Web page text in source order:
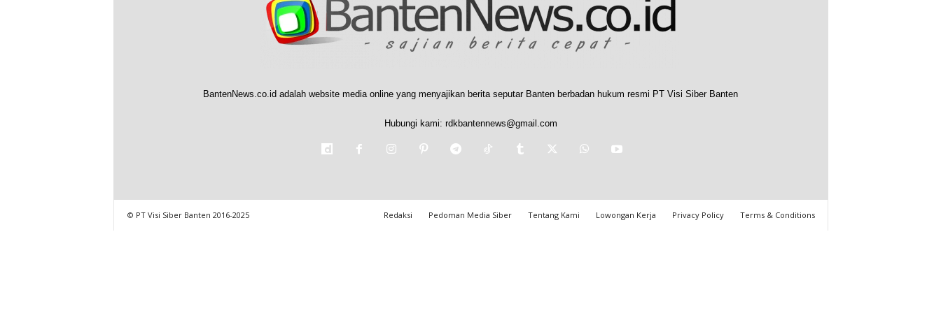
BantenNews.co.id adalah website media online yang menyajikan berita seputar Banten berbadan hukum resmi PT Visi Siber Banten
Hubungi kami: rdkbantennews@gmail.com
Redaksi Pedoman Media Siber Tentang Kami Lowongan Kerja Privacy Policy Terms & Conditions
© PT Visi Siber Banten 2016-2025